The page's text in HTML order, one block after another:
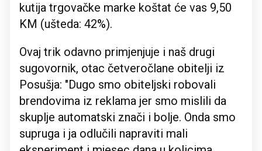
kutija trgovačke marke koštat će vas 9,50
KM (ušteda: 42%).
Ovaj trik odavno primjenjuje i naš drugi
sugovornik, otac četveročlane obitelji iz
Posušja: "Dugo smo obiteljski robovali
brendovima iz reklama jer smo mislili da
skuplje automatski znači i bolje. Onda smo
supruga i ja odlučili napraviti mali